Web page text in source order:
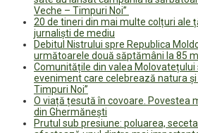
Veche – Timpuri Noi”
20 de tineri din mai multe colțuri ale
jurnaliști de mediu
Debitul Nistrului spre Republica
următoarele două săptămâni la 85
Comunitățile din valea Molovatețului
eveniment care celebrează natura și
Timpuri Noi”
O viață țesută în covoare. Povestea
din Ghermănești
Prutul sub presiune: poluarea,